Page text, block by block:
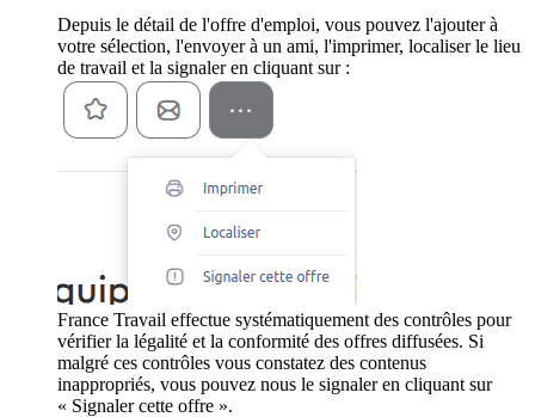
Depuis le détail de l'offre d'emploi, vous pouvez l'ajouter à
votre sélection, l'envoyer à un ami, l'imprimer, localiser le lieu
de travail et la signaler en cliquant sur :
France Travail effectue systématiquement des contrôles pour
vérifier la légalité et la conformité des offres diffusées. Si
malgré ces contrôles vous constatez des contenus
inappropriés, vous pouvez nous le signaler en cliquant sur
« Signaler cette offre ».